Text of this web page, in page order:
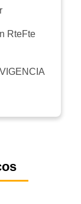
RteFte